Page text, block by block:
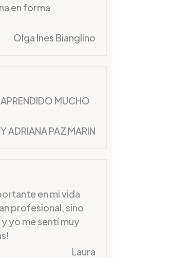
en forma
Olga Ines Bianglino
APRENDIDO MUCHO
ADRIANA PAZ MARIN
en mi vida
profesional, sino
yo me sentí muy
Laura